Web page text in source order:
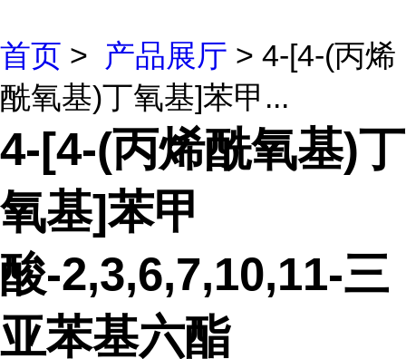
首页 > 产品展厅 > 4-[4-(丙烯
酰氧基)丁氧基]苯甲...
4-[4-(丙烯酰氧基)丁
氧基]苯甲
酸-2,3,6,7,10,11-三
亚苯基六酯